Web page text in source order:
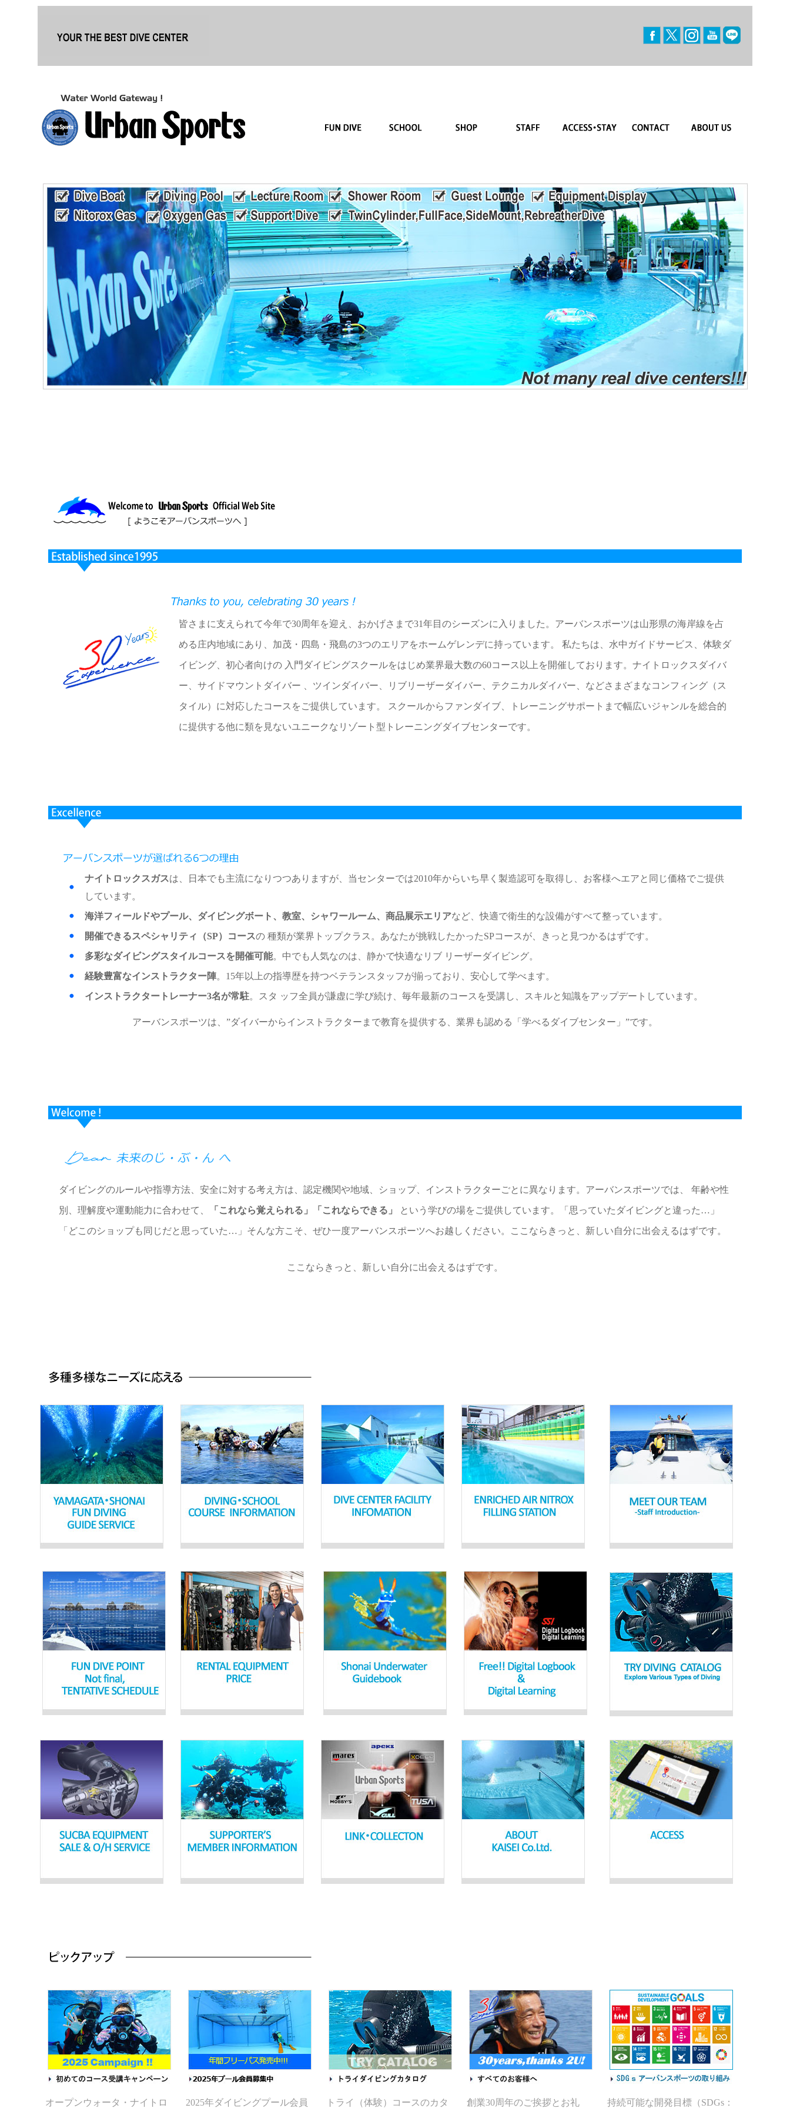
皆さまに支えられて今年で30周年を迎え、おかげさまで31年目のシーズンに入りました。アーバンスポーツは山形県の海岸線を占
める庄内地域にあり、加茂・四島・飛島の3つのエリアをホームゲレンデに持っています。 私たちは、水中ガイドサービス、体験ダ
イビング、初心者向けの 入門ダイビングスクールをはじめ業界最大数の60コース以上を開催しております。ナイトロックスダイバ
ー、サイドマウントダイバー 、ツインダイバー、リブリーザーダイバー、テクニカルダイバー、などさまざまなコンフィング（ス
タイル）に対応したコースをご提供しています。 スクールからファンダイブ、トレーニングサポートまで幅広いジャンルを総合的
に提供する他に類を見ないユニークなリゾート型トレーニングダイブセンターです。
ナイトロックスガスは、日本でも主流になりつつありますが、当センターでは2010年からいち早く製造認可を取得し、お客様へエアと同じ価格でご提供
しています。
海洋フィールドやプール、ダイビングボート、教室、シャワールーム、商品展示エリアなど、快適で衛生的な設備がすべて整っています。
開催できるスペシャリティ（SP）コースの 種類が業界トップクラス。あなたが挑戦したかったSPコースが、きっと見つかるはずです。
多彩なダイビングスタイルコースを開催可能。中でも人気なのは、静かで快適なリブ リーザーダイビング。
経験豊富なインストラクター陣。15年以上の指導歴を持つベテランスタッフが揃っており、安心して学べます。
インストラクタートレーナー3名が常駐。スタ ッフ全員が謙虚に学び続け、毎年最新のコースを受講し、スキルと知識をアップデートしています。
アーバンスポーツは、”ダイバーからインストラクターまで教育を提供する、業界も認める「学べるダイブセンター」”です。
ダイビングのルールや指導方法、安全に対する考え方は、認定機関や地域、ショップ、インストラクターごとに異なります。アーバンスポーツでは、 年齢や性
別、理解度や運動能力に合わせて、 「これなら覚えられる」「これならできる」 という学びの場をご提供しています。「思っていたダイビングと違った…」
「どこのショップも同じだと思っていた…」そんな方こそ、ぜひ一度アーバンスポーツへお越しください。ここならきっと、新しい自分に出会えるはずです。
ここならきっと、新しい自分に出会えるはずです。
オープンウォータ・ナイトロ 2025年ダイビングプール会員 トライ（体験）コースのカタ 創業30周年のご挨拶とお礼 持続可能な開発目標（SDGs：